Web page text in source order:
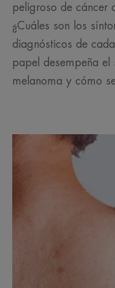
peligroso de cáncer
¿Cuáles son los
diagnósticos de
papel desempeña el
melanoma y cómo